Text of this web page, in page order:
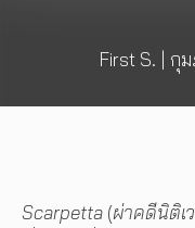
First S. | กุม
Scarpetta (ผ่าคดีนิติเ